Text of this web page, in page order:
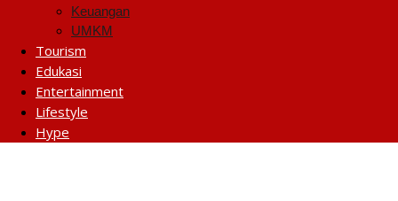
Keuangan
UMKM
Tourism
Edukasi
Entertainment
Lifestyle
Hype